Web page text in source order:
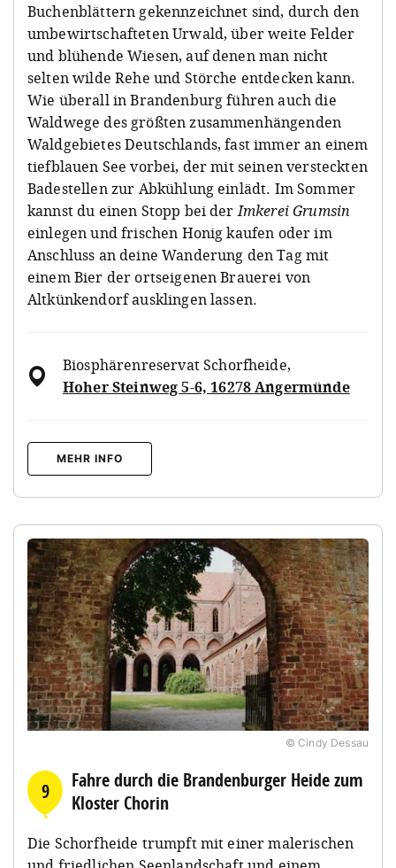
Buchenblättern gekennzeichnet sind, durch den
umbewirtschafteten Urwald, über weite Felder
und blühende Wiesen, auf denen man nicht
selten wilde Rehe und Störche entdecken kann.
Wie überall in Brandenburg führen auch die
Waldwege des größten zusammenhängenden
Waldgebietes Deutschlands, fast immer an einem
tiefblauen See vorbei, der mit seinen versteckten
Badestellen zur Abkühlung einlädt. Im Sommer
kannst du einen Stopp bei derImkerei Grumsin
einlegen und frischen Honig kaufen oder im
Anschluss an deine Wanderung den Tag mit
einem Bier der ortseigenen Brauerei von
Altkünkendorf ausklingen lassen.
Biosphärenreservat Schorfheide,
Hoher Steinweg 5-6, 16278 Angermünde
MEHR INFO
© Cindy Dessau
9
Fahre durch die Brandenburger Heide zum
Kloster Chorin
Die Schorfheide trumpft mit einer malerischen